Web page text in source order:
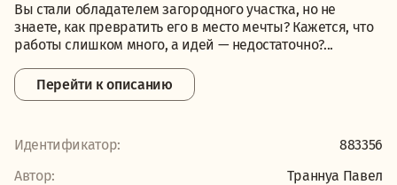
Вы стали обладателем загородного участка, но не
знаете, как превратить его в место мечты? Кажется, что
работы слишком много, а идей — недостаточно?...
Перейти к описанию
Идентификатор:
883356
Автор:
Траннуа Павел